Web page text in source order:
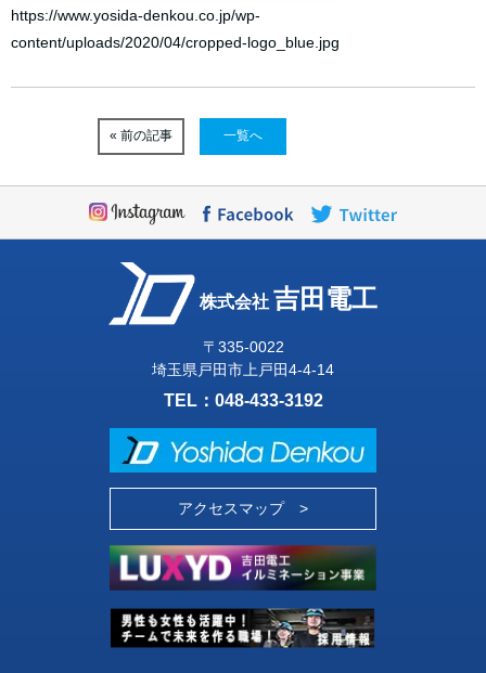
https://www.yosida-denkou.co.jp/wp-
content/uploads/2020/04/cropped-logo_blue.jpg
« 前の記事 一覧へ
株式会社 吉田電工
〒335-0022
埼玉県戸田市上戸田4-4-14
TEL： 048-433-3192
アクセスマップ >